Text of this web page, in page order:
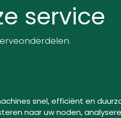
service
snel, efficiënt en
naar uw noden,